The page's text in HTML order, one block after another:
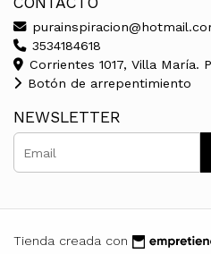
3534184618
Corrientes 1017, Villa María.
Botón de arrepentimiento
NEWSLETTER
Tienda creada con